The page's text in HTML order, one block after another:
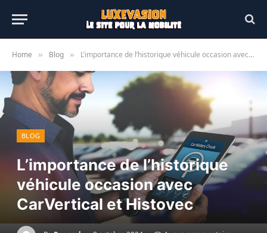
Home » Blog » L’importance de l’historique véhicule occasion avec CarVertical et Histovec
BLOG
L’importance de l’historique
véhicule occasion avec
CarVertical et Histovec